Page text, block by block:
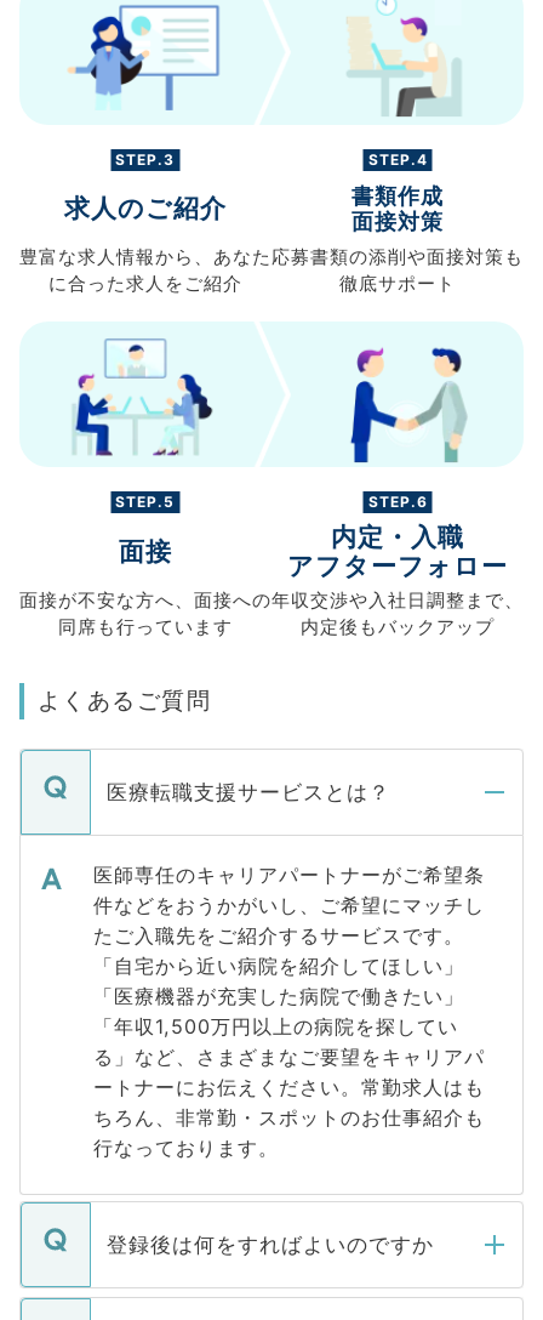
STEP.3
求人のご紹介
豊富な求人情報から、 あなた
に合った求人を ご紹介
STEP.4
書類作成
面接対策
応募書類の添削や面接対策も
徹底サポート
STEP.5
面接
面接が不安な方へ、 面接への
同席も行っています
STEP.6
内定・入職
アフターフォロー
年収交渉や入社日調整まで、
内定後もバックアップ
よくあるご質問
医療転職支援サービスとは？
医師専任のキャリアパートナーがご希望条
件などをおうかがいし、ご希望にマッチし
たご入職先をご紹介するサービスです。
「自宅から近い病院を紹介してほしい」
「医療機器が充実した病院で働きたい」
「年収1,500万円以上の病院を探してい
る」など、さまざまなご要望をキャリアパ
ートナーにお伝えください。常勤求人はも
ちろん、非常勤・スポットのお仕事紹介も
行なっております。
登録後は何をすればよいのですか
ご登録いただきましたら、弊社担当者がご